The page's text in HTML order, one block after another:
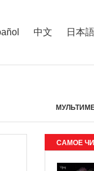
中文 日本語
САМОЕ